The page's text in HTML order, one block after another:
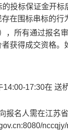
的投标保证金开
在围标串标的
，所有通过报名
获得成交资格
14:00-17:30在 送
报名人需在江苏